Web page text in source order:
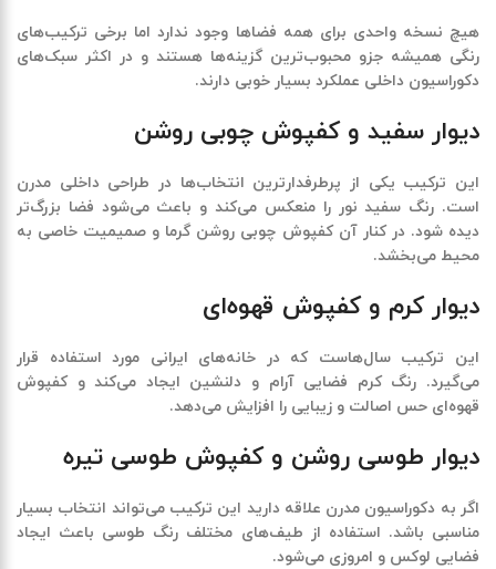
هیچ نسخه واحدی برای همه فضاها وجود ندارد اما برخی ترکیب‌های
رنگی همیشه جزو محبوب‌ترین گزینه‌ها هستند و در اکثر سبک‌های
دکوراسیون داخلی عملکرد بسیار خوبی دارند.
دیوار سفید و کفپوش چوبی روشن
این ترکیب یکی از پرطرفدارترین انتخاب‌ها در طراحی داخلی مدرن
است. رنگ سفید نور را منعکس می‌کند و باعث می‌شود فضا بزرگ‌تر
دیده شود. در کنار آن کفپوش چوبی روشن گرما و صمیمیت خاصی به
محیط می‌بخشد.
دیوار کرم و کفپوش قهوه‌ای
این ترکیب سال‌هاست که در خانه‌های ایرانی مورد استفاده قرار
می‌گیرد. رنگ کرم فضایی آرام و دلنشین ایجاد می‌کند و کفپوش
قهوه‌ای حس اصالت و زیبایی را افزایش می‌دهد.
دیوار طوسی روشن و کفپوش طوسی تیره
اگر به دکوراسیون مدرن علاقه دارید این ترکیب می‌تواند انتخاب بسیار
مناسبی باشد. استفاده از طیف‌های مختلف رنگ طوسی باعث ایجاد
فضایی لوکس و امروزی می‌شود.